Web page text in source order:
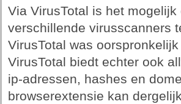
Via VirusTotal is het
verschillende virusscanners
VirusTotal was
VirusTotal biedt echter ook
ip-adressen, hashes en
browserextensie kan